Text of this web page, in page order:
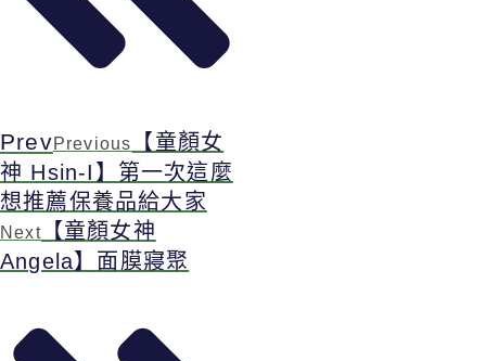
PrevPrevious
【童顏女
神 Hsin-I】第一次這麼
想推薦保養品給大家
Next【童顏女神
Angela】面膜寢聚